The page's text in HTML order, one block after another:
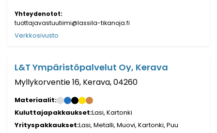
Yhteydenotot:
tuottajavastuutiimi@lassila-tikanoja.fi
Verkkosivusto
L&T Ympäristöpalvelut Oy, Kerava
Myllykorventie 16, Kerava, 04260
Materiaalit:
Kuluttajapakkaukset:Lasi, Kartonki
Yrityspakkaukset:Lasi, Metalli, Muovi, Kartonki, Puu